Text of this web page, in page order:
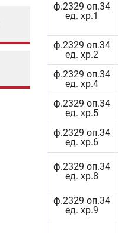
ф.2329 оп.34
ед. хр.1
ф.2329 оп.34
ед. хр.2
ф.2329 оп.34
ед. хр.4
ф.2329 оп.34
ед. хр.5
ф.2329 оп.34
ед. хр.6
ф.2329 оп.34
ед. хр.8
ф.2329 оп.34
ед. хр.9